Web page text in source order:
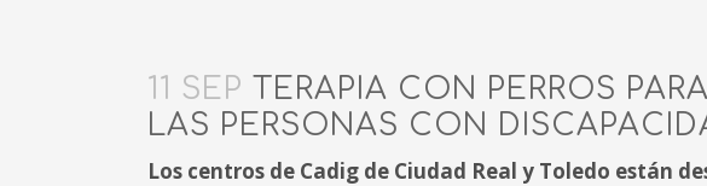
11 SEP TERAPIA CON PERROS
LAS PERSONAS CON
Los centros de Cadig de Ciudad Real y Toledo están